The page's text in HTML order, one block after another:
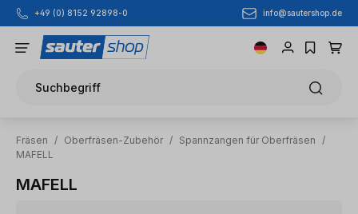
Zum Hauptinhalt springen
+49 (0) 8152 92898-0 info@sautershop.de
Suchbegriff
Fräsen / Oberfräsen-Zubehör / Spannzangen für Oberfräsen
/
MAFELL
MAFELL